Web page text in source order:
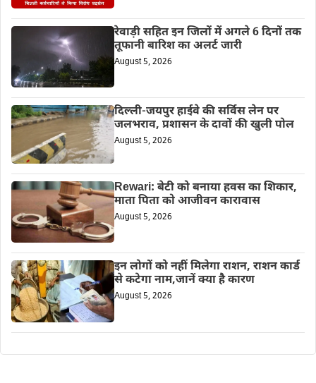
रेवाड़ी सहित इन जिलों में अगले 6 दिनों तक
तूफानी बारिश का अलर्ट जारी
August 5, 2026
दिल्ली-जयपुर हाईवे की सर्विस लेन पर
जलभराव, प्रशासन के दावों की खुली पोल
August 5, 2026
Rewari: बेटी को बनाया हवस का शिकार,
माता पिता को आजीवन कारावास
August 5, 2026
इन लोगों को नहीं मिलेगा राशन, राशन कार्ड
से कटेगा नाम,जानें क्या है कारण
August 5, 2026